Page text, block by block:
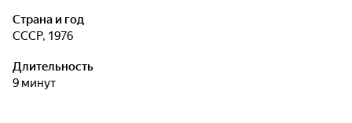
Страна и год
СССР, 1976
Длительность
9 минут